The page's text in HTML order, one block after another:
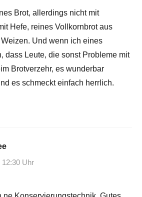
Brot, allerdings nicht mit
Hefe, reines Vollkornbrot aus
Und wenn ich eines
dass Leute, die sonst Probleme mit
Brotverzehr, es wunderbar
es schmeckt einfach herrlich.
12:30 Uhr